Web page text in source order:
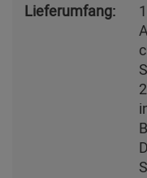
Lieferumfang: